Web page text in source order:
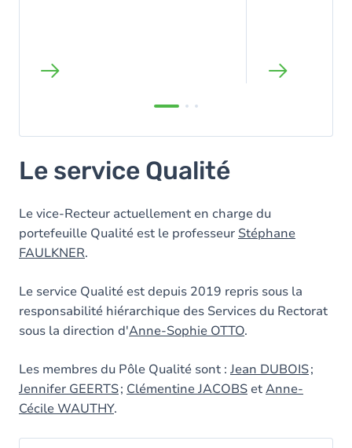
Le service Qualité
Le vice-Recteur actuellement en charge du
portefeuille Qualité est le professeur Stéphane
FAULKNER.
Le service Qualité est depuis 2019 repris sous la
responsabilité hiérarchique des Services du Rectorat
sous la direction d'Anne-Sophie OTTO.
Les membres du Pôle Qualité sont : Jean DUBOIS;
Jennifer GEERTS; Clémentine JACOBS etAnne-
Cécile WAUTHY.